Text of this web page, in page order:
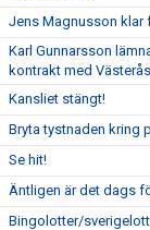
Jens Magnusson klar
Karl Gunnarsson
kontrakt med
Kansliet stängt!
Bryta tystnaden kring
Se hit!
Äntligen är det dags
Bingolotter/